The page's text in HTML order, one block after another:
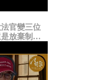
官變三位
放棄制衡